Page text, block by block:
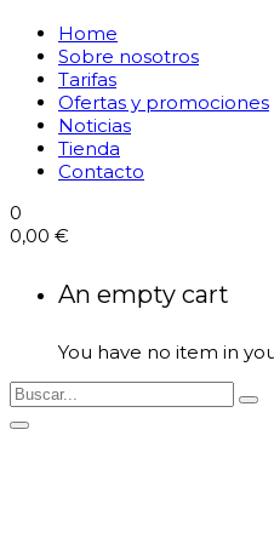
Home
Sobre nosotros
Tarifas
Ofertas y promociones
Noticias
Tienda
Contacto
0
0,00 €
An empty cart
You have no item in